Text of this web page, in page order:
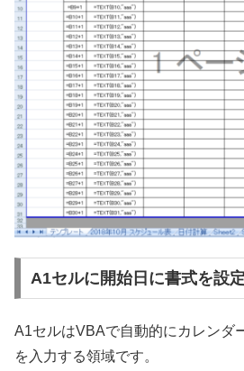
A1セルに開始日に書式を設
A1セルはVBAで自動的にカレンダ
を入力する領域です。